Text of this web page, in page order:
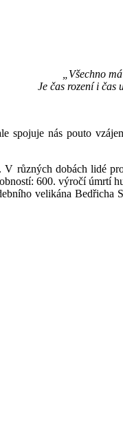
„Všechno
Je čas rození i čas
nás pouto
různých dobách lidé
600. výročí úmrtí
velikána